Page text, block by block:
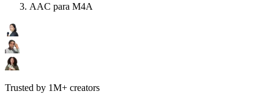
AAC para M4A
Trusted by 1M+ creators